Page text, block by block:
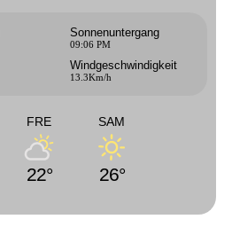
Sonnenuntergang
09:06 PM
Windgeschwindigkeit
13.3Km/h
FRE
22°
SAM
26°